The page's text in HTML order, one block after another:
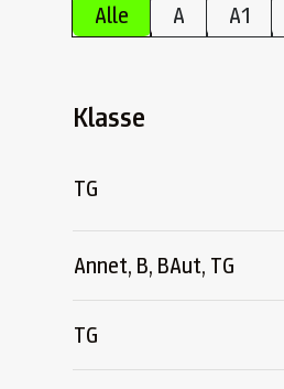
Alle A A1
Klasse
TG
Annet, B, BAut, TG
TG